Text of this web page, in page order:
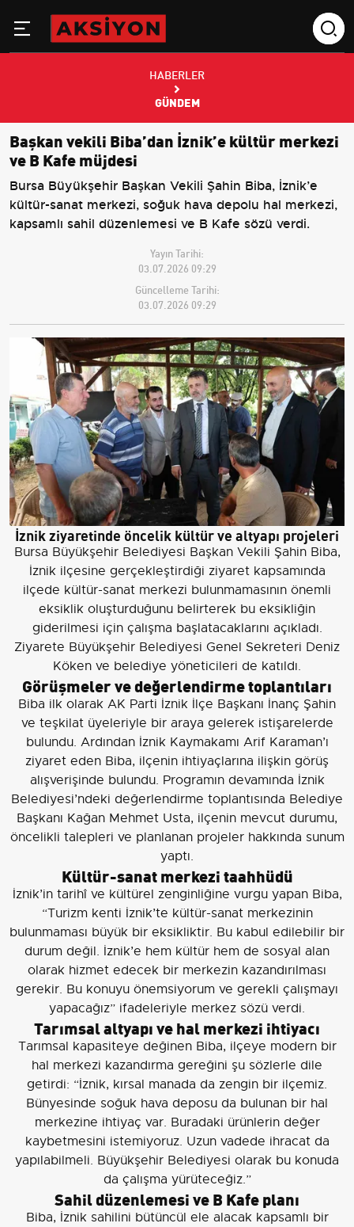
HABERLER
GÜNDEM
Başkan vekili Biba’dan İznik’e kültür merkezi
ve B Kafe müjdesi
Bursa Büyükşehir Başkan Vekili Şahin Biba, İznik’e
kültür-sanat merkezi, soğuk hava depolu hal merkezi,
kapsamlı sahil düzenlemesi ve B Kafe sözü verdi.
Yayın Tarihi:
03.07.2026 09:29
Güncelleme Tarihi:
03.07.2026 09:29
İznik ziyaretinde öncelik kültür ve altyapı projeleri
Bursa Büyükşehir Belediyesi Başkan Vekili Şahin Biba,
İznik ilçesine gerçekleştirdiği ziyaret kapsamında
ilçede kültür-sanat merkezi bulunmamasının önemli
eksiklik oluşturduğunu belirterek bu eksikliğin
giderilmesi için çalışma başlatacaklarını açıkladı.
Ziyarete Büyükşehir Belediyesi Genel Sekreteri Deniz
Köken ve belediye yöneticileri de katıldı.
Görüşmeler ve değerlendirme toplantıları
Biba ilk olarak AK Parti İznik İlçe Başkanı İnanç Şahin
ve teşkilat üyeleriyle bir araya gelerek istişarelerde
bulundu. Ardından İznik Kaymakamı Arif Karaman’ı
ziyaret eden Biba, ilçenin ihtiyaçlarına ilişkin görüş
alışverişinde bulundu. Programın devamında İznik
Belediyesi’ndeki değerlendirme toplantısında Belediye
Başkanı Kağan Mehmet Usta, ilçenin mevcut durumu,
öncelikli talepleri ve planlanan projeler hakkında sunum
yaptı.
Kültür-sanat merkezi taahhüdü
İznik’in tarihî ve kültürel zenginliğine vurgu yapan Biba,
“Turizm kenti İznik’te kültür-sanat merkezinin
bulunmaması büyük bir eksikliktir. Bu kabul edilebilir bir
durum değil. İznik’e hem kültür hem de sosyal alan
olarak hizmet edecek bir merkezin kazandırılması
gerekir. Bu konuyu önemsiyorum ve gerekli çalışmayı
yapacağız” ifadeleriyle merkez sözü verdi.
Tarımsal altyapı ve hal merkezi ihtiyacı
Tarımsal kapasiteye değinen Biba, ilçeye modern bir
hal merkezi kazandırma gereğini şu sözlerle dile
getirdi: “İznik, kırsal manada da zengin bir ilçemiz.
Bünyesinde soğuk hava deposu da bulunan bir hal
merkezine ihtiyaç var. Buradaki ürünlerin değer
kaybetmesini istemiyoruz. Uzun vadede ihracat da
yapılabilmeli. Büyükşehir Belediyesi olarak bu konuda
da çalışma yürüteceğiz.”
Sahil düzenlemesi ve B Kafe planı
Biba, İznik sahilini bütüncül ele alacak kapsamlı bir